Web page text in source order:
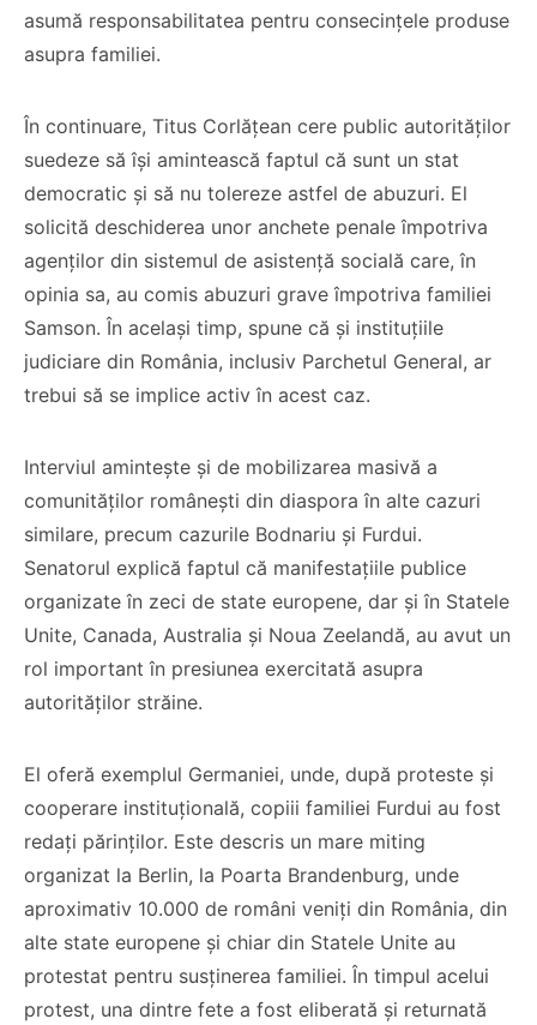
asumă responsabilitatea pentru consecințele produse
asupra familiei.
În continuare, Titus Corlățean cere public autorităților
suedeze să își amintească faptul că sunt un stat
democratic și să nu tolereze astfel de abuzuri. El
solicită deschiderea unor anchete penale împotriva
agenților din sistemul de asistență socială care, în
opinia sa, au comis abuzuri grave împotriva familiei
Samson. În același timp, spune că și instituțiile
judiciare din România, inclusiv Parchetul General, ar
trebui să se implice activ în acest caz.
Interviul amintește și de mobilizarea masivă a
comunităților românești din diaspora în alte cazuri
similare, precum cazurile Bodnariu și Furdui.
Senatorul explică faptul că manifestațiile publice
organizate în zeci de state europene, dar și în Statele
Unite, Canada, Australia și Noua Zeelandă, au avut un
rol important în presiunea exercitată asupra
autorităților străine.
El oferă exemplul Germaniei, unde, după proteste și
cooperare instituțională, copiii familiei Furdui au fost
redați părinților. Este descris un mare miting
organizat la Berlin, la Poarta Brandenburg, unde
aproximativ 10.000 de români veniți din România, din
alte state europene și chiar din Statele Unite au
protestat pentru susținerea familiei. În timpul acelui
protest, una dintre fete a fost eliberată și returnată